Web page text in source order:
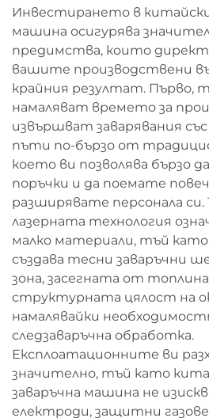
Инвестирането в китайски
машина осигурява
предимства, които
вашите производствени
крайния резултат. Първо,
намаляват времето за
извършват заварявания
пъти по-бързо от
което ви позволява бързо
поръчки и да поемате
разширявате персонала
лазерната технология
малко материали, тъй
създава тесни заваръчни
зона, засегната от
структурната цялост на
намалявайки
следзаваръчна обработка.
Експлоатационните ви
значително, тъй като
заваръчна машина не
електроди, защитни